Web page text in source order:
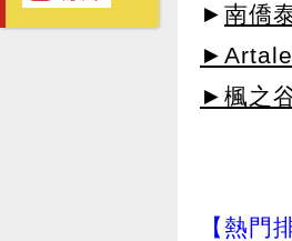
► 南僑
►Artale
►楓之
【熱門